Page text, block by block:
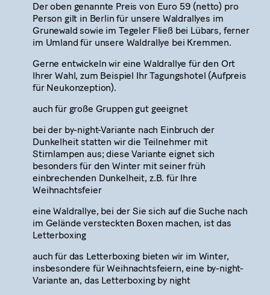
Der oben genannte Preis von Euro 59 (netto) pro
Person gilt in Berlin für unsere Waldrallyes im
Grunewald sowie im Tegeler Fließ bei Lübars, ferner
im Umland für unsere Waldrallye bei Kremmen.
Gerne entwickeln wir eine Waldrallye für den Ort
Ihrer Wahl, zum Beispiel Ihr Tagungshotel (Aufpreis
für Neukonzeption).
auch für große Gruppen gut geeignet
bei der by-night-Variante nach Einbruch der
Dunkelheit statten wir die Teilnehmer mit
Stirnlampen aus; diese Variante eignet sich
besonders für den Winter mit seiner früh
einbrechenden Dunkelheit, z.B. für Ihre
Weihnachtsfeier
eine Waldrallye, bei der Sie sich auf die Suche nach
im Gelände versteckten Boxen machen, ist das
Letterboxing
auch für das Letterboxing bieten wir im Winter,
insbesondere für Weihnachtsfeiern, eine by-night-
Variante an, das Letterboxing by night